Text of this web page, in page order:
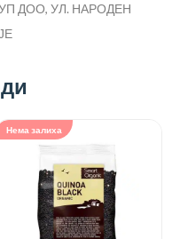
ДОО, УЛ. НАРОДЕН
Нема залиха